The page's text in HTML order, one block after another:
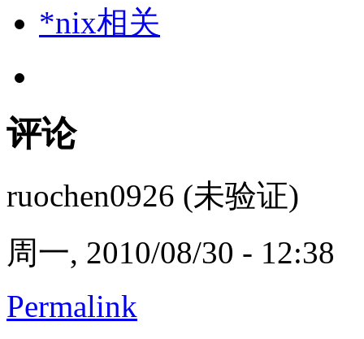
*nix相关
评论
ruochen0926 (未验证)
周一, 2010/08/30 - 12:38
Permalink